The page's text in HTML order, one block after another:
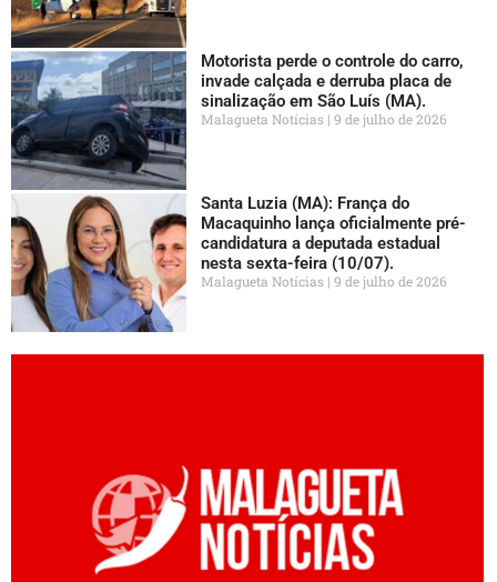
Motorista perde o controle do carro,
invade calçada e derruba placa de
sinalização em São Luís (MA).
Malagueta Notícias 9 de julho de 2026
Santa Luzia (MA): França do
Macaquinho lança oficialmente pré-
candidatura a deputada estadual
nesta sexta-feira (10/07).
Malagueta Notícias 9 de julho de 2026